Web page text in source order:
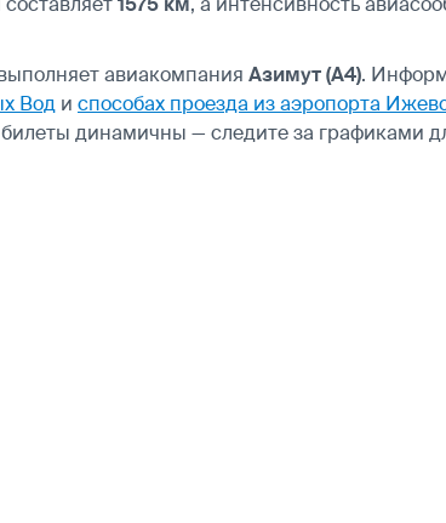
авиакомпания Азимут (A4).
Вод и способах проезда из аэропорта
динамичны — следите за графиками